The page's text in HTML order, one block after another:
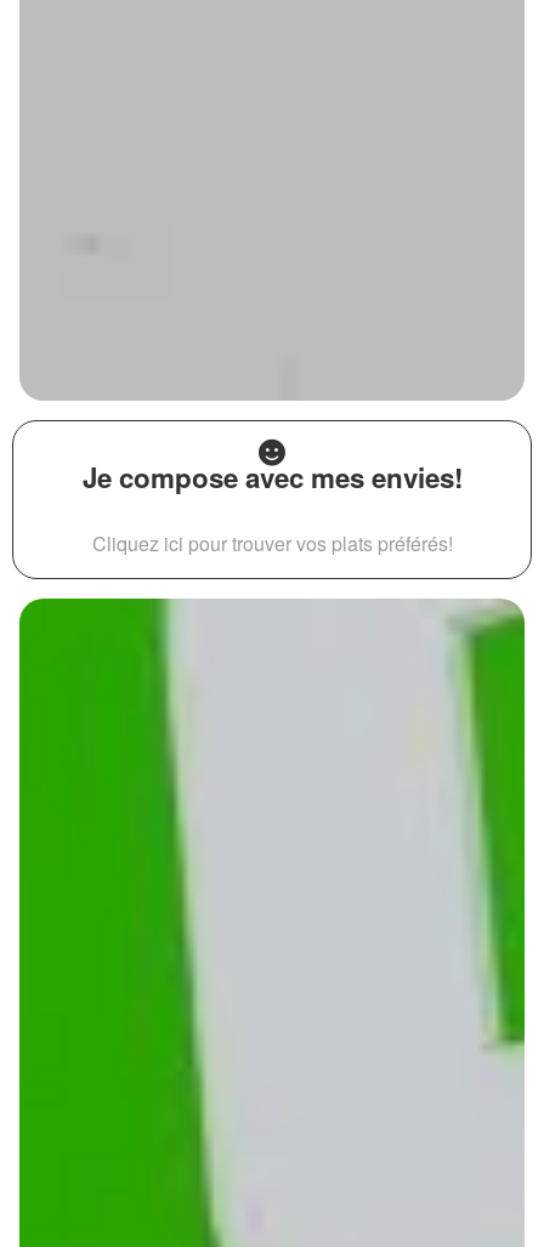
Je compose avec mes envies!
Cliquez ici pour trouver vos plats préférés!